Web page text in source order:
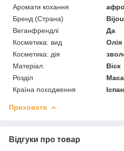
Аромати кохання
Бренд (Страна)
Веганфрендлі
Да
Косметика: вид
Олія
Косметика: дія
Матеріал
Віск
Розділ
Країна походження
Приховати
Відгуки про товар